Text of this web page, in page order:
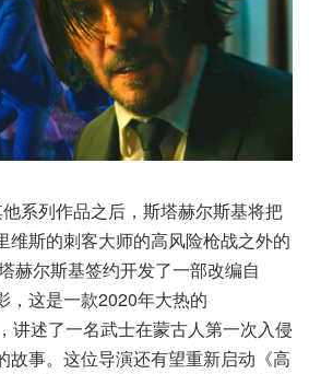
系列作品之后，斯塔赫尔斯基将把
维斯的刺客大师的高风险枪战之外的
赫尔斯基签约开发了一部改编自
，这是一款2020年大热的
讲述了一名武士在蒙古人第一次入侵
故事。这位导演还有望重新启动《高